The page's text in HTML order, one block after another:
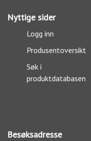
Nyttige sider
Logg inn
Produsentoversikt
Søk i
produktdatabasen
Besøksadresse